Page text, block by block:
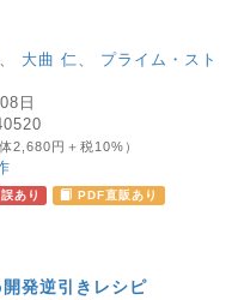
大曲 仁
プライム・スト
日
体2,680円＋税10%）
あり PDF直販あり
発逆引きレシピ